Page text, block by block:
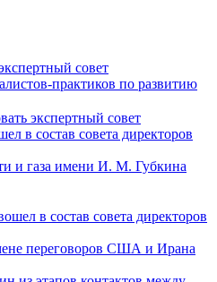
совет
практиков по развитию
в состав совета директоров
и газа имени И. М. Губкина
переговоров США и Ирана